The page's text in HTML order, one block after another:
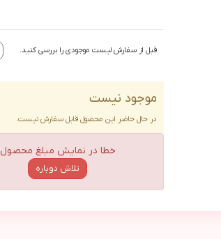
قبل از سفارش لیست موجودی را بررسی کنید.
موجود نیست
در حال حاضر این محصول قابل سفارش نیست.
خطا در نمایش مبلغ محصول
تلاش دوباره